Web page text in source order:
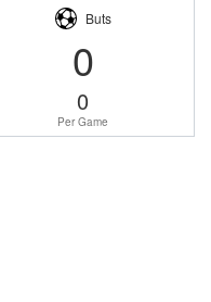
Buts
0
0
Per Game